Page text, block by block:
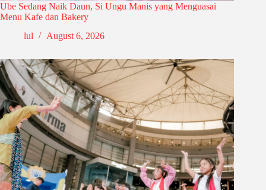
Ube Sedang Naik Daun, Si Ungu Manis yang Menguasai
Menu Kafe dan Bakery
lul
August 6, 2026